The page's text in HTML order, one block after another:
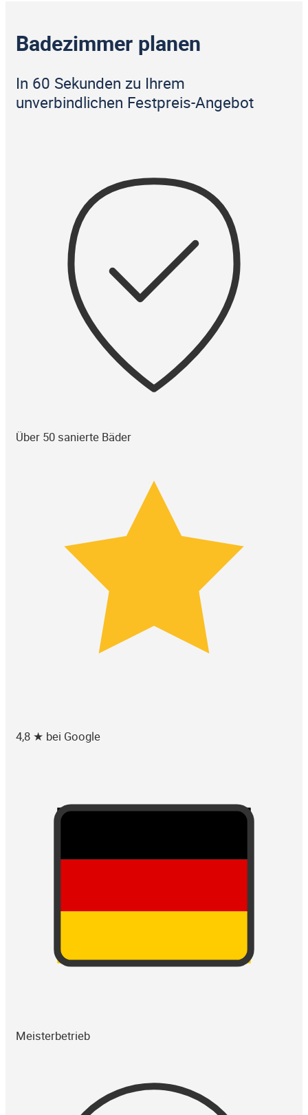
Badezimmer planen
In 60 Sekunden zu Ihrem
unverbindlichen Festpreis-Angebot
Über 50 sanierte Bäder
4,8 ★ bei Google
Meisterbetrieb